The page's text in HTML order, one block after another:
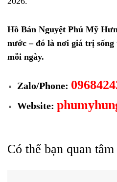
Hồ Bán Nguyệt Phú Mỹ
nước – đó là nơi giá trị
mỗi ngày.
Zalo/Phone:
Website:
Có thể bạn quan tâm